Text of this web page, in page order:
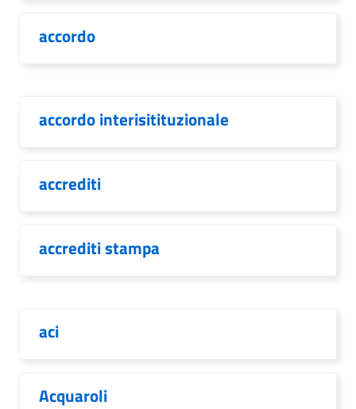
accordo
accordo interisitituzionale
accrediti
accrediti stampa
aci
Acquaroli